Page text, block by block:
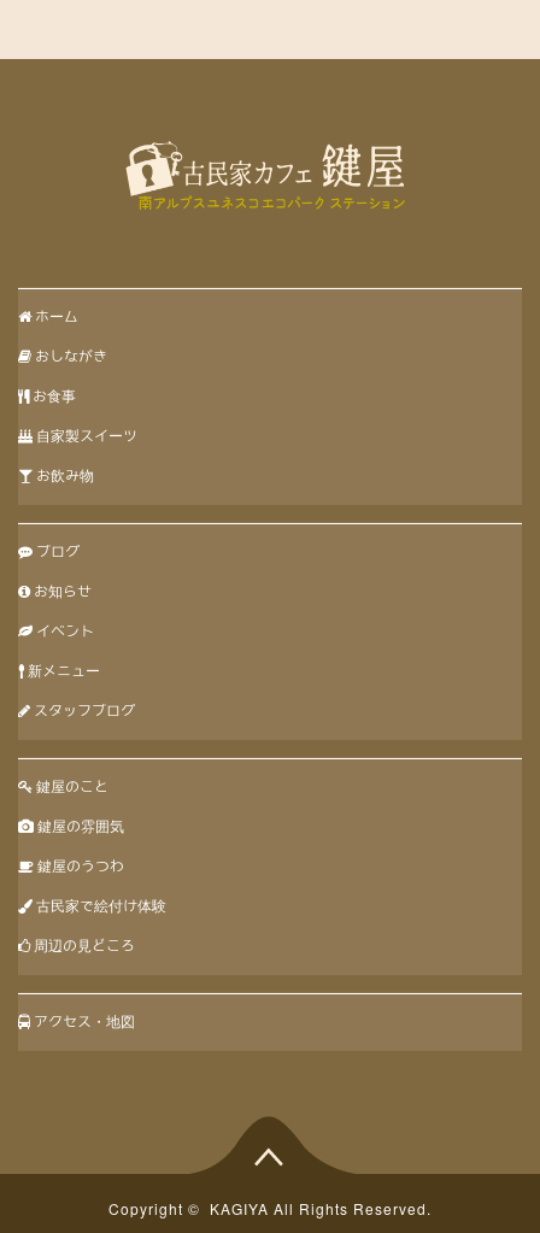
ホーム
おしながき
お食事
自家製スイーツ
お飲み物
ブログ
お知らせ
イベント
新メニュー
スタッフブログ
鍵屋のこと
鍵屋の雰囲気
鍵屋のうつわ
古民家で絵付け体験
周辺の見どころ
アクセス・地図
Copyright © KAGIYA All Rights Reserved.